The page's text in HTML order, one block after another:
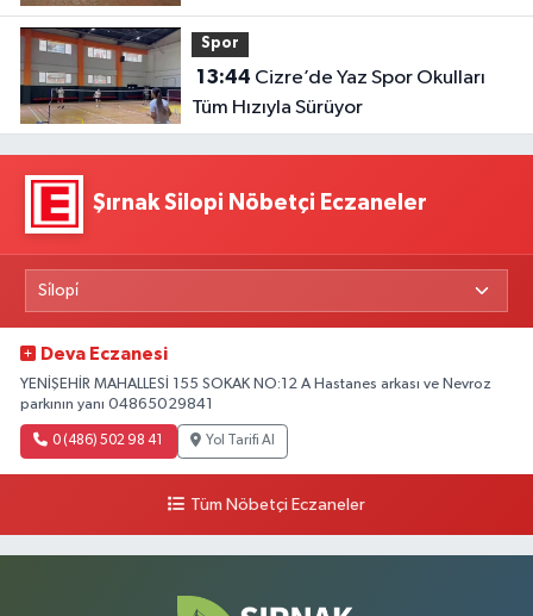
Spor
13:44
Tüm Hızıyla Sürüyor
Şırnak Silopi Nöbetçi Eczaneler
Deva Eczanesi
YENİŞEHİR MAHALLESİ 155 SOKAK NO:12 A Hastanes arkası ve Nevroz
parkının yanı 04865029841
0 (486) 502 98 41 Yol Tarifi Al
Tüm Nöbetçi Eczaneler